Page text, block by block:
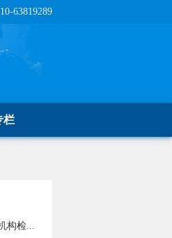
63819289
栏
构检...